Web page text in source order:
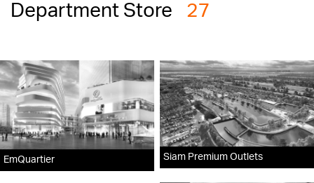
Department Store 27
EmQuartier Siam Premium Outlets